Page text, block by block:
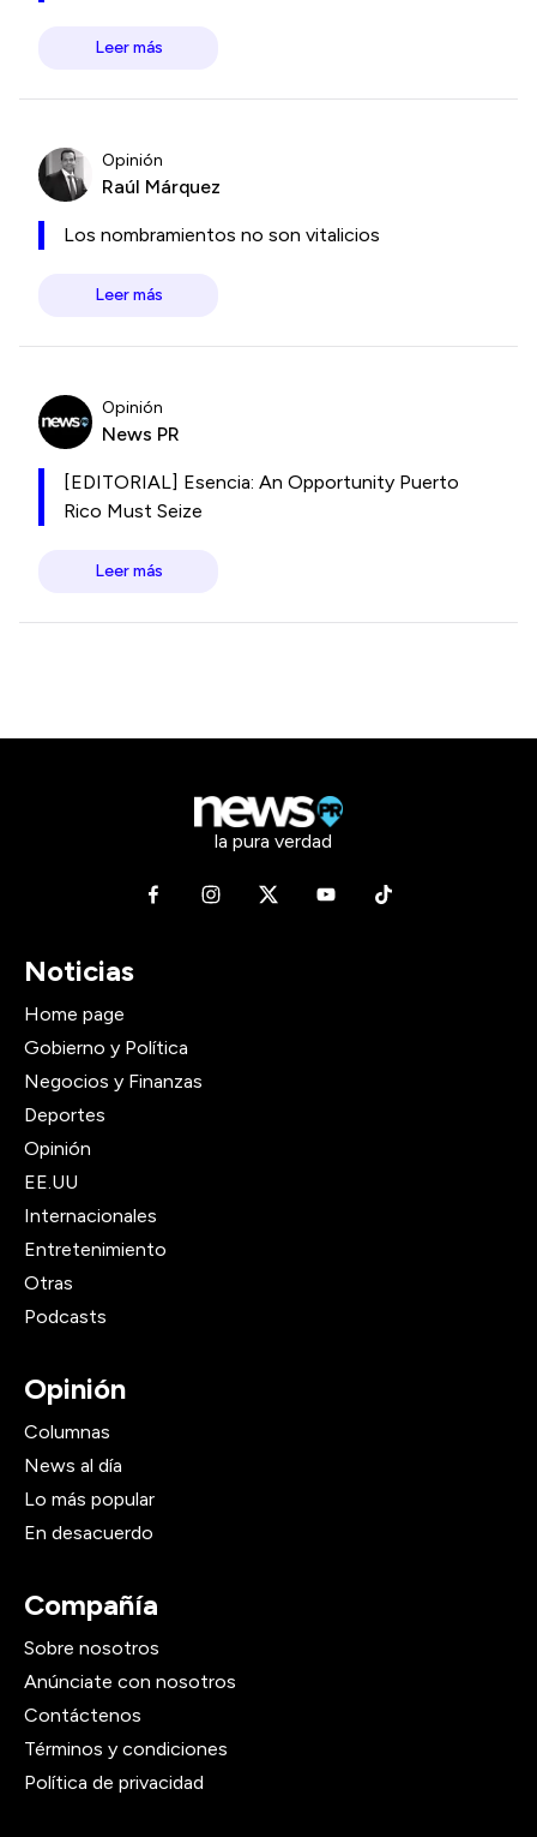
Leer más
Opinión
Raúl Márquez
Los nombramientos no son vitalicios
Leer más
Opinión
News PR
[EDITORIAL] Esencia: An Opportunity Puerto
Rico Must Seize
Leer más
la pura verdad
Noticias
Home page
Gobierno y Política
Negocios y Finanzas
Deportes
Opinión
EE.UU
Internacionales
Entretenimiento
Otras
Podcasts
Opinión
Columnas
News al día
Lo más popular
En desacuerdo
Compañía
Sobre nosotros
Anúnciate con nosotros
Contáctenos
Términos y condiciones
Política de privacidad